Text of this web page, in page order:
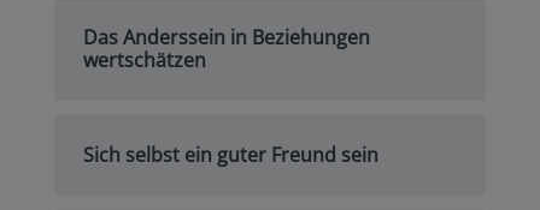
Das Anderssein in Beziehungen
wertschätzen
Sich selbst ein guter Freund sein